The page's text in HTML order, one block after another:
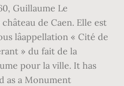
Guillaume Le
de Caen. Elle est
lâappellation « Cité de
» du fait de la
pour la ville. It has
as a Monument